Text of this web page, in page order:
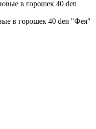
в горошек 40 den "Фея"